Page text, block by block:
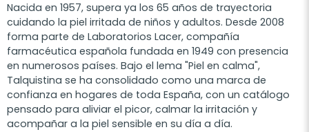
Nacida en 1957, supera ya los 65 años de trayectoria
cuidando la piel irritada de niños y adultos. Desde 2008
forma parte de Laboratorios Lacer, compañía
farmacéutica española fundada en 1949 con presencia
en numerosos países. Bajo el lema "Piel en calma",
Talquistina se ha consolidado como una marca de
confianza en hogares de toda España, con un catálogo
pensado para aliviar el picor, calmar la irritación y
acompañar a la piel sensible en su día a día.